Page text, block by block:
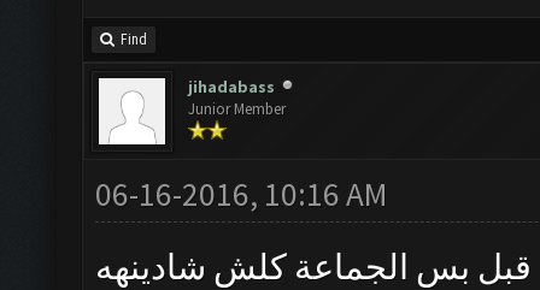
Find
jihadabass
Junior Member
06-16-2016, 10:16 AM
قبل بس الجماعة كلش شادينهه